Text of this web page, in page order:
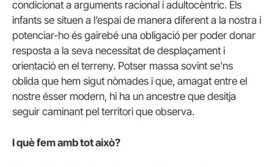
condicionat a arguments racional i adultocèntric. Els
infants se situen a l’espai de manera diferent a la nostra i
potenciar-ho és gairebé una obligació per poder donar
resposta a la seva necessitat de desplaçament i
orientació en el terreny. Potser massa sovint se’ns
oblida que hem sigut nòmades i que, amagat entre el
nostre ésser modern, hi ha un ancestre que desitja
seguir caminant pel territori que observa.
I què fem amb tot això?